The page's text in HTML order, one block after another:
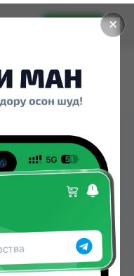
✕
Установить
купить или
№20 по цене от
городах